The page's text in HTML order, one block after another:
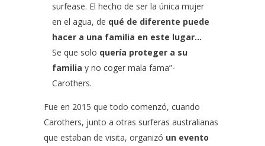
surfease. El hecho de ser la única mujer
en el agua, de qué de diferente puede
hacer a una familia en este lugar…
Se que solo quería proteger a su
familia y no coger mala fama”-
Carothers.
Fue en 2015 que todo comenzó, cuando
Carothers, junto a otras surferas australianas
que estaban de visita, organizó un evento